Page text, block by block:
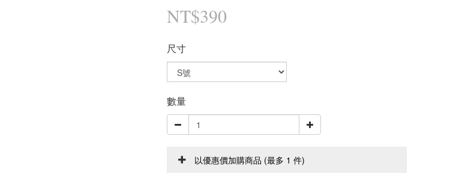
NT$390
尺寸
數量
以優惠價加購商品 (最多 1 件)